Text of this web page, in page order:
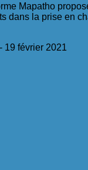
Mapatho
dans la prise en
19 février 2021